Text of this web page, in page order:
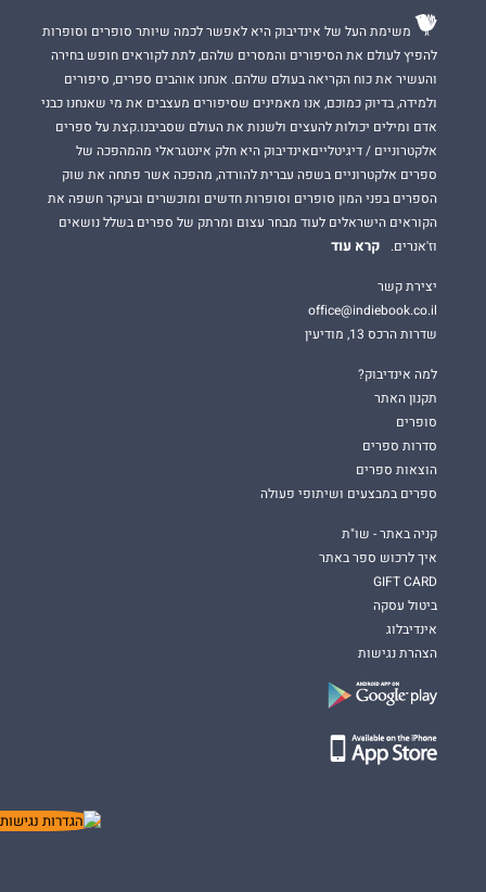
משימת העל של אינדיבוק היא לאפשר לכמה שיותר סופרים וסופרות
להפיץ לעולם את הסיפורים והמסרים שלהם, לתת לקוראים חופש בחירה
והעשיר את כוח הקריאה בעולם שלהם. אנחנו אוהבים ספרים, סיפורים
ולמידה, בדיוק כמוכם, אנו מאמינים שסיפורים מעצבים את מי שאנחנו כבני
אדם ומילים יכולות להעצים ולשנות את העולם שסביבנו.קצת על ספרים
אלקטרוניים / דיגיטלייםאינדיבוק היא חלק אינטגראלי מהמהפכה של
ספרים אלקטרוניים בשפה עברית להורדה, מהפכה אשר פתחה את שוק
הספרים בפני המון סופרים וסופרות חדשים ומוכשרים ובעיקר חשפה את
הקוראים הישראלים לעוד מבחר עצום ומרתק של ספרים בשלל נושאים
וז'אנרים.
קרא עוד
יצירת קשר
office@indiebook.co.il
שדרות הרכס 13, מודיעין
למה אינדיבוק?
תקנון האתר
סופרים
סדרות ספרים
הוצאות ספרים
ספרים במבצעים ושיתופי פעולה
קניה באתר - שו"ת
איך לרכוש ספר באתר
GIFT CARD
ביטול עסקה
אינדיבלוג
הצהרת נגישות